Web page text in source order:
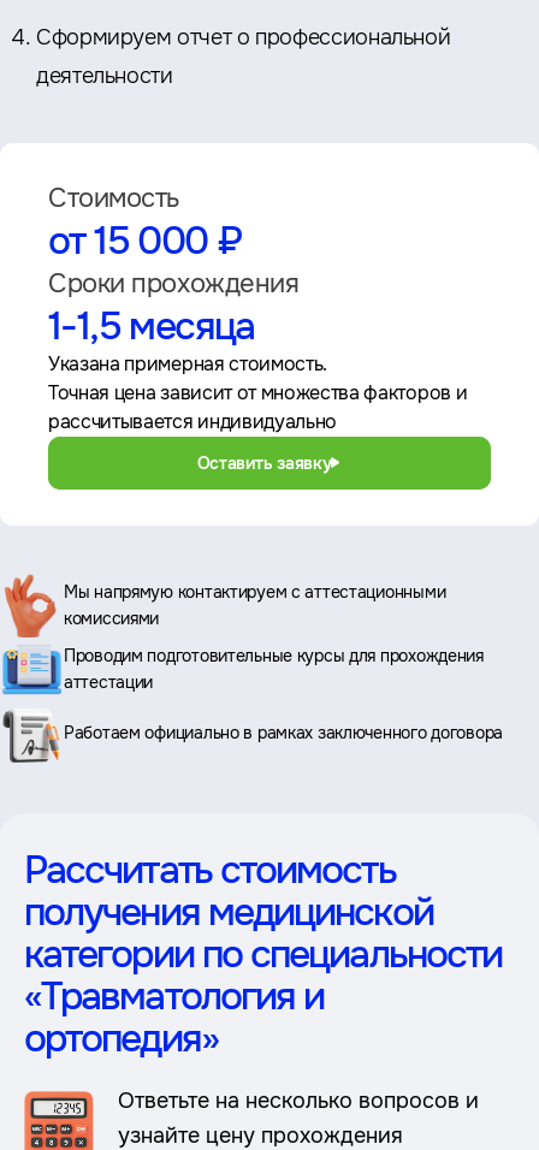
Сформируем отчет о профессиональной
деятельности
Стоимость
от 15 000 ₽
Сроки прохождения
1-1,5 месяца
Указана примерная стоимость.
Точная цена зависит от множества факторов и
рассчитывается индивидуально
Оставить заявку
Ключевые
преимущества
Мы напрямую контактируем с аттестационными
комиссиями
Проводим подготовительные курсы для прохождения
аттестации
Работаем официально в рамках заключенного договора
Рассчитать стоимость
получения медицинской
категории по специальности
«Травматология и
ортопедия»
Ответьте на несколько вопросов и
узнайте цену прохождения